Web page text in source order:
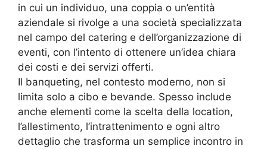
in cui un individuo, una coppia o un’entità
aziendale si rivolge a una società specializzata
nel campo del catering e dell’organizzazione di
eventi, con l’intento di ottenere un’idea chiara
dei costi e dei servizi offerti.
Il banqueting, nel contesto moderno, non si
limita solo a cibo e bevande. Spesso include
anche elementi come la scelta della location,
l’allestimento, l’intrattenimento e ogni altro
dettaglio che trasforma un semplice incontro in